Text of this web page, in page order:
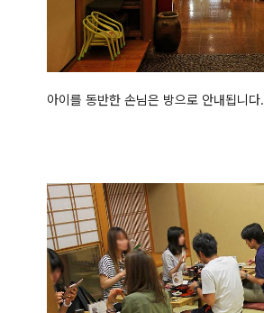
아이를 동반한 손님은 방으로 안내됩니다.